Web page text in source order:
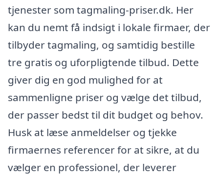
tjenester som tagmaling-priser.dk. Her
kan du nemt få indsigt i lokale firmaer, der
tilbyder tagmaling, og samtidig bestille
tre gratis og uforpligtende tilbud. Dette
giver dig en god mulighed for at
sammenligne priser og vælge det tilbud,
der passer bedst til dit budget og behov.
Husk at læse anmeldelser og tjekke
firmaernes referencer for at sikre, at du
vælger en professionel, der leverer